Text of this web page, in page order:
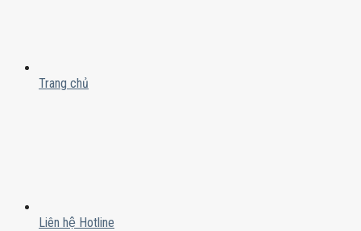
Trang chủ
Liên hệ Hotline